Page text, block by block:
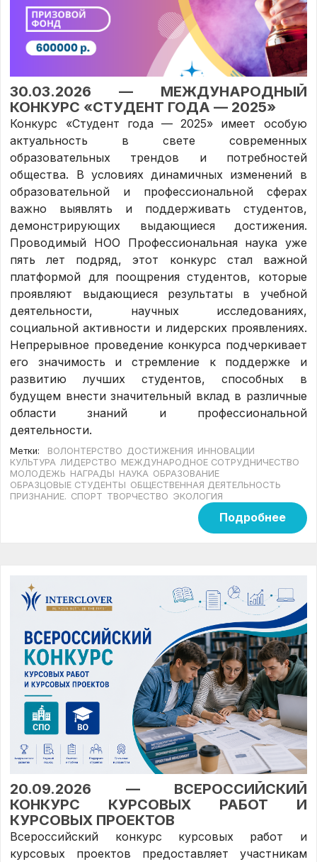
30.03.2026 — МЕЖДУНАРОДНЫЙ
КОНКУРС «СТУДЕНТ ГОДА — 2025»
Конкурс «Студент года — 2025» имеет особую
актуальность в свете современных
образовательных трендов и потребностей
общества. В условиях динамичных изменений в
образовательной и профессиональной сферах
важно выявлять и поддерживать студентов,
демонстрирующих выдающиеся достижения.
Проводимый НОО Профессиональная наука уже
пять лет подряд, этот конкурс стал важной
платформой для поощрения студентов, которые
проявляют выдающиеся результаты в учебной
деятельности, научных исследованиях,
социальной активности и лидерских проявлениях.
Непрерывное проведение конкурса подчеркивает
его значимость и стремление к поддержке и
развитию лучших студентов, способных в
будущем внести значительный вклад в различные
области знаний и профессиональной
деятельности.
Метки: ВОЛОНТЕРСТВО ДОСТИЖЕНИЯ ИННОВАЦИИ
КУЛЬТУРА ЛИДЕРСТВО МЕЖДУНАРОДНОЕ СОТРУДНИЧЕСТВО
МОЛОДЕЖЬ НАГРАДЫ НАУКА ОБРАЗОВАНИЕ
ОБРАЗЦОВЫЕ СТУДЕНТЫ ОБЩЕСТВЕННАЯ ДЕЯТЕЛЬНОСТЬ
ПРИЗНАНИЕ. СПОРТ ТВОРЧЕСТВО ЭКОЛОГИЯ
Подробнее
20.09.2026 — ВСЕРОССИЙСКИЙ
КОНКУРС КУРСОВЫХ РАБОТ И
КУРСОВЫХ ПРОЕКТОВ
Всероссийский конкурс курсовых работ и
курсовых проектов предоставляет участникам